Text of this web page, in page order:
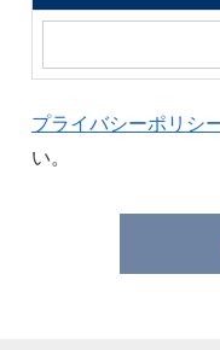
プライバシーポリシ
い。